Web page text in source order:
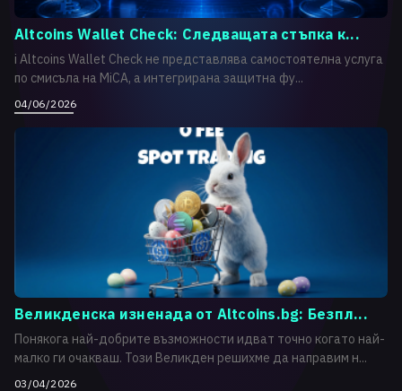
Altcoins Wallet Check: Следващата стъпка к...
i Altcoins Wallet Check не представлява самостоятелна услуга
по смисъла на MiCA, а интегрирана защитна фу...
04/06/2026
Великденска изненада от Altcoins.bg: Безпл...
Понякога най-добрите възможности идват точно когато най-
малко ги очакваш. Този Великден решихме да направим н...
03/04/2026